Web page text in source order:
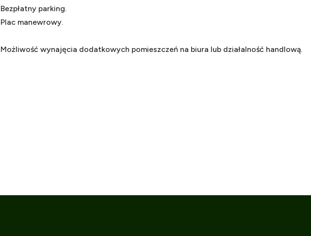
Bezpłatny parking.
Plac manewrowy.
Możliwość wynajęcia dodatkowych pomieszczeń na biura lub działalność handlową.